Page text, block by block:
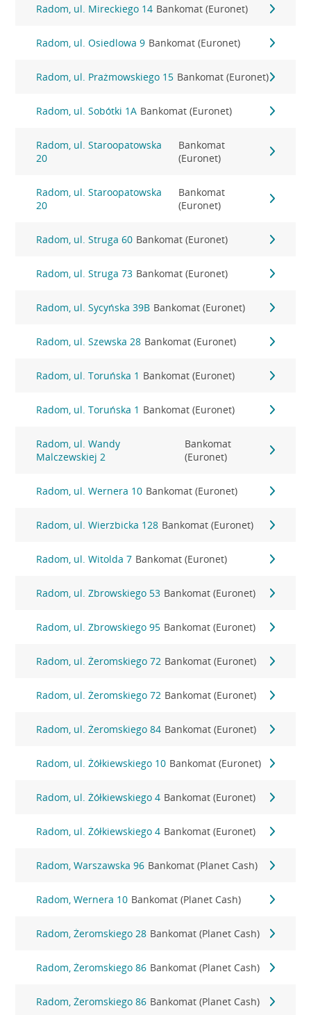
Radom, ul. Mireckiego 14 Bankomat (Euronet)
Radom, ul. Osiedlowa 9 Bankomat (Euronet)
Radom, ul. Prażmowskiego 15 Bankomat (Euronet)
Radom, ul. Sobótki 1A Bankomat (Euronet)
Radom, ul. Staroopatowska
20
Bankomat
(Euronet)
Radom, ul. Staroopatowska
20
Bankomat
(Euronet)
Radom, ul. Struga 60 Bankomat (Euronet)
Radom, ul. Struga 73 Bankomat (Euronet)
Radom, ul. Sycyńska 39B Bankomat (Euronet)
Radom, ul. Szewska 28 Bankomat (Euronet)
Radom, ul. Toruńska 1 Bankomat (Euronet)
Radom, ul. Toruńska 1 Bankomat (Euronet)
Radom, ul. Wandy
Malczewskiej 2
Bankomat
(Euronet)
Radom, ul. Wernera 10 Bankomat (Euronet)
Radom, ul. Wierzbicka 128 Bankomat (Euronet)
Radom, ul. Witolda 7 Bankomat (Euronet)
Radom, ul. Zbrowskiego 53 Bankomat (Euronet)
Radom, ul. Zbrowskiego 95 Bankomat (Euronet)
Radom, ul. Żeromskiego 72 Bankomat (Euronet)
Radom, ul. Żeromskiego 72 Bankomat (Euronet)
Radom, ul. Żeromskiego 84 Bankomat (Euronet)
Radom, ul. Żółkiewskiego 10 Bankomat (Euronet)
Radom, ul. Żółkiewskiego 4 Bankomat (Euronet)
Radom, ul. Żółkiewskiego 4 Bankomat (Euronet)
Radom, Warszawska 96 Bankomat (Planet Cash)
Radom, Wernera 10 Bankomat (Planet Cash)
Radom, Żeromskiego 28 Bankomat (Planet Cash)
Radom, Żeromskiego 86 Bankomat (Planet Cash)
Radom, Żeromskiego 86 Bankomat (Planet Cash)